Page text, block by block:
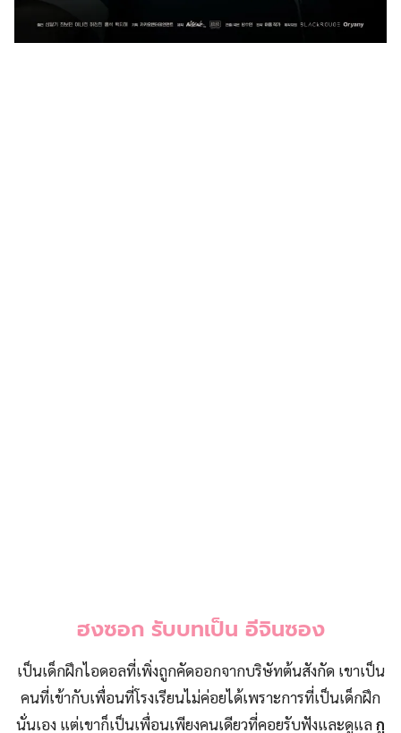
ฮงซอก รับบทเป็น อีจินซอง
เป็นเด็กฝึกไอดอลที่เพิ่งถูกคัดออกจากบริษัทต้นสังกัด เขาเป็น
คนที่เข้ากับเพื่อนที่โรงเรียนไม่ค่อยได้เพราะการที่เป็นเด็กฝึก
นั่นเอง แต่เขาก็เป็นเพื่อนเพียงคนเดียวที่คอยรับฟังและดูแลกู